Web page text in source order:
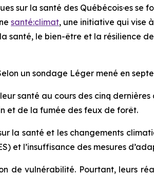
sur la santé des Québécois·es se
santé:climat, une initiative qui vise
santé, le bien-être et la résilience
un sondage Léger mené en
santé au cours des cinq dernières
et de la fumée des feux de forêt.
la santé et les changements
et l’insuffisance des mesures
de vulnérabilité. Pourtant, leurs